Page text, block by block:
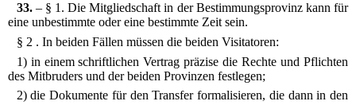
33. – § 1. Die Mitgliedschaft in der Bestimmungsprovinz kann für
eine unbestimmte oder eine bestimmte Zeit sein.
§ 2 . In beiden Fällen müssen die beiden Visitatoren:
1) in einem schriftlichen Vertrag präzise die Rechte und Pflichten
des Mitbruders und der beiden Provinzen festlegen;
2) die Dokumente für den Transfer formalisieren, die dann in den